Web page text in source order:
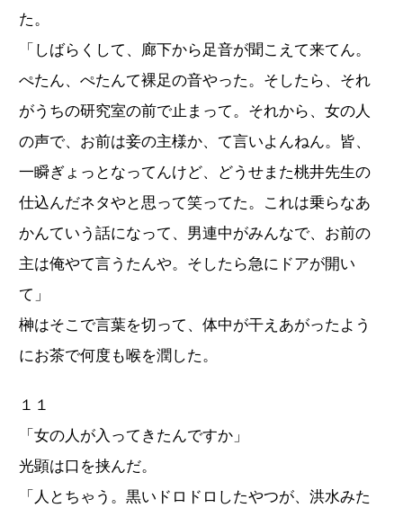
た。
「しばらくして、廊下から足音が聞こえて来てん。
ぺたん、ぺたんて裸足の音やった。そしたら、それ
がうちの研究室の前で止まって。それから、女の人
の声で、お前は妾の主様か、て言いよんねん。皆、
一瞬ぎょっとなってんけど、どうせまた桃井先生の
仕込んだネタやと思って笑ってた。これは乗らなあ
かんていう話になって、男連中がみんなで、お前の
主は俺やて言うたんや。そしたら急にドアが開い
て」
榊はそこで言葉を切って、体中が干えあがったよう
にお茶で何度も喉を潤した。
１１
「女の人が入ってきたんですか」
光顕は口を挟んだ。
「人とちゃう。黒いドロドロしたやつが、洪水みた